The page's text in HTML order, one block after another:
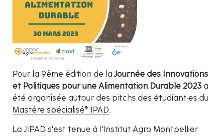
Pour la 9ème édition de laJournée des Innovations
et Politiques pour une Alimentation Durable 2023 a
été organisée autour des pitchs des étudiant·es du
Mastère spécialisé® IPAD.
La JIPAD s'est tenue à l'Institut Agro Montpellier